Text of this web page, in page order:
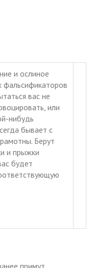
и ослиное
фальсификаторов
вас не
или
нибудь
бывает с
Берут
и прыжки
будет
примут